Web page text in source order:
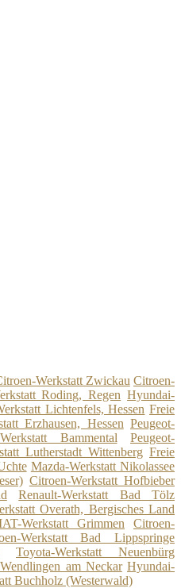
Werkstatt Zwickau Citroen-
Roding, Regen Hyundai-
Lichtenfels, Hessen Freie
Erzhausen, Hessen Peugeot-
Bammental
Peugeot-
Lutherstadt Wittenberg Freie
Mazda-Werkstatt Nikolassee
Citroen-Werkstatt Hofbieber
Renault-Werkstatt Bad Tölz
Overath, Bergisches Land
Werkstatt Grimmen
Citroen-
Werkstatt Bad Lippspringe
Toyota-Werkstatt Neuenbürg
am Neckar Hyundai-
Buchholz (Westerwald)